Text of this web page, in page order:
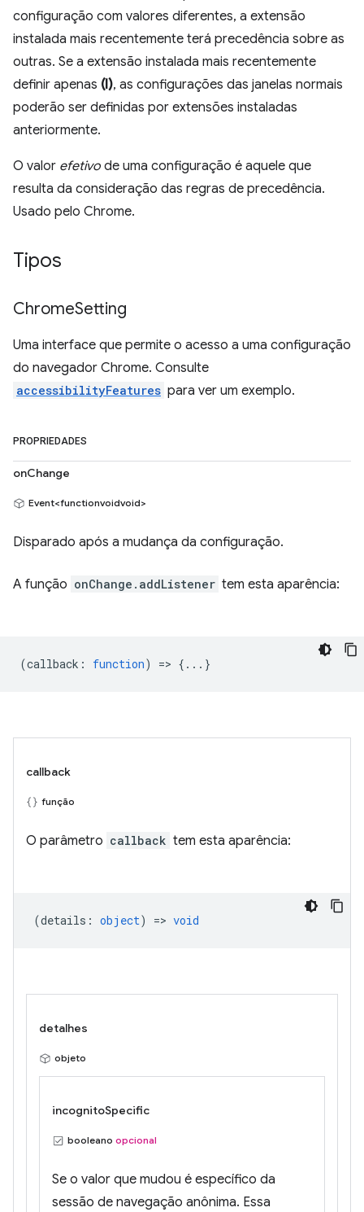
configuração com valores diferentes, a extensão
instalada mais recentemente terá precedência sobre as
outras. Se a extensão instalada mais recentemente
definir apenas (I), as configurações das janelas normais
poderão ser definidas por extensões instaladas
anteriormente.
O valor efetivo de uma configuração é aquele que
resulta da consideração das regras de precedência.
Usado pelo Chrome.
Tipos
ChromeSetting
Uma interface que permite o acesso a uma configuração
do navegador Chrome. Consulte
accessibilityFeatures para ver um exemplo.
PROPRIEDADES
onChange
Event<functionvoidvoid>
Disparado após a mudança da configuração.
A função onChange.addListener tem esta aparência:
(callback : function) => {...}
callback
função
O parâmetro callback tem esta aparência:
(details : object) => void
detalhes
objeto
incognitoSpecific
booleano opcional
Se o valor que mudou é específico da
sessão de navegação anônima. Essa